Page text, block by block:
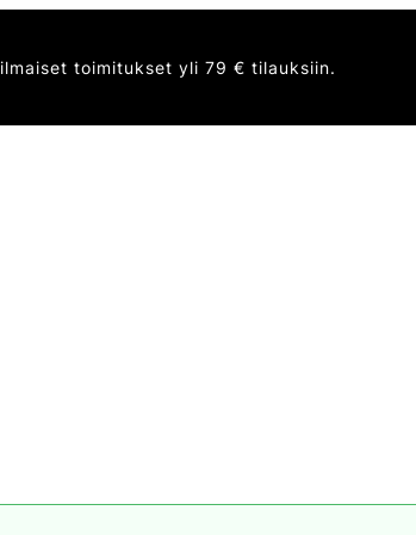
ilmaiset toimitukset yli 79 € tilauksiin.